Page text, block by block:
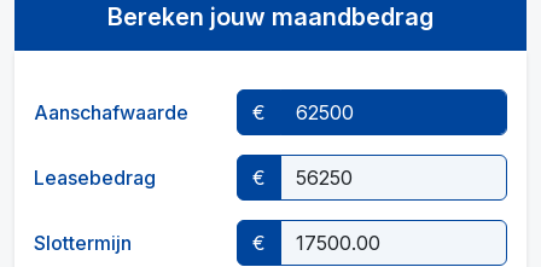
Bereken jouw maandbedrag
Aanschafwaarde €
Leasebedrag €
Slottermijn €